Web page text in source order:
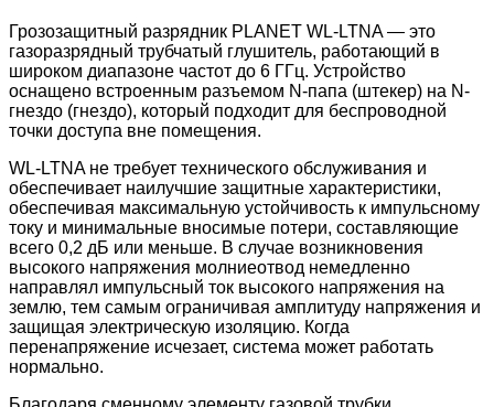
Грозозащитный разрядник PLANET WL-LTNA — это
газоразрядный трубчатый глушитель, работающий в
широком диапазоне частот до 6 ГГц. Устройство
оснащено встроенным разъемом N-папа (штекер) на N-
гнездо (гнездо), который подходит для беспроводной
точки доступа вне помещения.
WL-LTNA не требует технического обслуживания и
обеспечивает наилучшие защитные характеристики,
обеспечивая максимальную устойчивость к импульсному
току и минимальные вносимые потери, составляющие
всего 0,2 дБ или меньше. В случае возникновения
высокого напряжения молниеотвод немедленно
направлял импульсный ток высокого напряжения на
землю, тем самым ограничивая амплитуду напряжения и
защищая электрическую изоляцию. Когда
перенапряжение исчезает, система может работать
нормально.